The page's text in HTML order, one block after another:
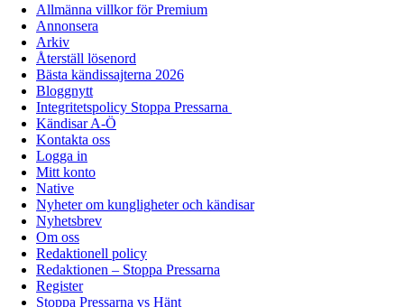
Allmänna villkor för Premium
Annonsera
Arkiv
Återställ lösenord
Bästa kändissajterna 2026
Bloggnytt
Integritetspolicy Stoppa Pressarna
Kändisar A-Ö
Kontakta oss
Logga in
Mitt konto
Native
Nyheter om kungligheter och kändisar
Nyhetsbrev
Om oss
Redaktionell policy
Redaktionen – Stoppa Pressarna
Register
Stoppa Pressarna vs Hänt